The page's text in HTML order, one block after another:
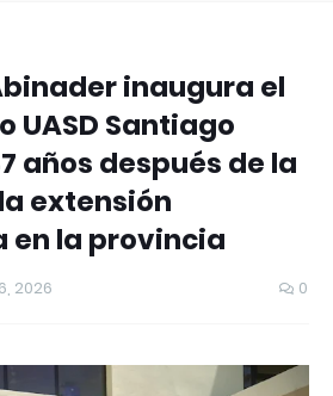
inaugura el
UASD Santiago
años después de la
extensión
la provincia
2026 0